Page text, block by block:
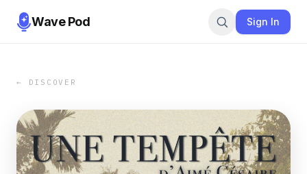
Wave Pod Sign In
← DISCOVER